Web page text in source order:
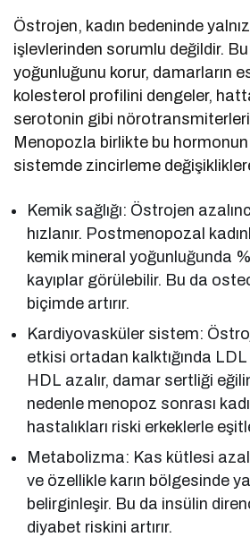
Östrojen, kadın bedeninde
işlevlerinden sorumlu değildir.
yoğunluğunu korur, damarların
kolesterol profilini dengeler,
serotonin gibi
Menopozla birlikte bu
sistemde zincirleme
Kemik sağlığı: Östrojen
hızlanır. Postmenopozal
kemik mineral yoğunluğunda
kayıplar görülebilir. Bu da
biçimde artırır.
Kardiyovasküler sistem:
etkisi ortadan kalktığında
HDL azalır, damar sertliği
nedenle menopoz sonrası
hastalıkları riski erkeklerle
Metabolizma: Kas kütlesi
ve özellikle karın bölgesinde
belirginleşir. Bu da insülin
diyabet riskini artırır.